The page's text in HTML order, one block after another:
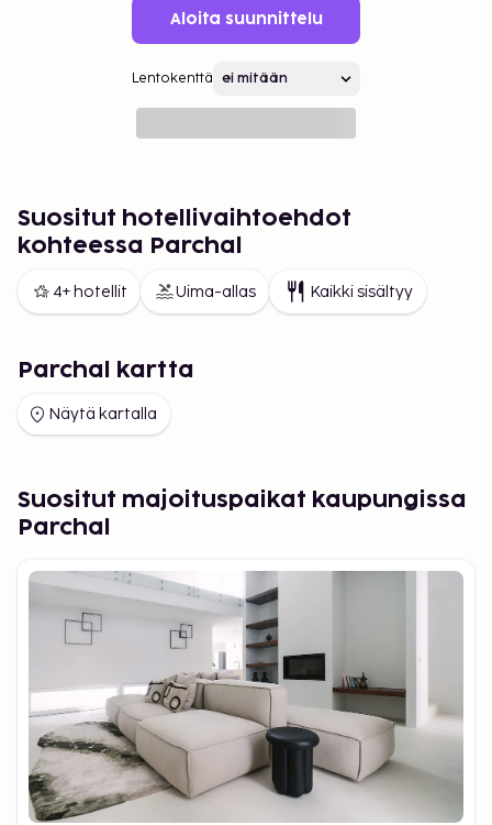
Aloita suunnittelu
Lentokenttä
Suositut hotellivaihtoehdot
kohteessa Parchal
4+ hotellit Uima-allas Kaikki sisältyy
Parchal kartta
Näytä kartalla
Suositut majoituspaikat kaupungissa
Parchal